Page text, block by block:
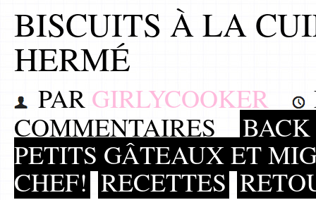
BISCUITS À LA
HERMÉ
PAR GIRLYCOOKER
COMMENTAIRES
PETITS GÂTEAUX ET
CHEF! RECETTES